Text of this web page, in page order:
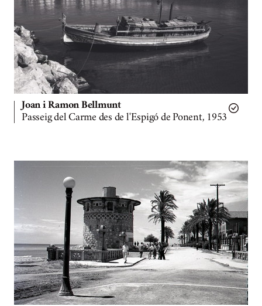
Joan i Ramon Bellmunt
Passeig del Carme des de l'Espigó de Ponent, 1953